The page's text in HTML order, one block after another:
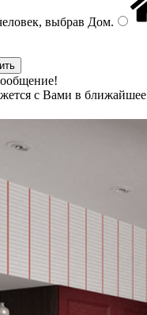
выбрав Дом.
с Вами в ближайшее